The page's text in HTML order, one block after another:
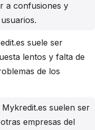
a confusiones y
suele ser
lentos y falta de
de los
suelen ser
empresas del